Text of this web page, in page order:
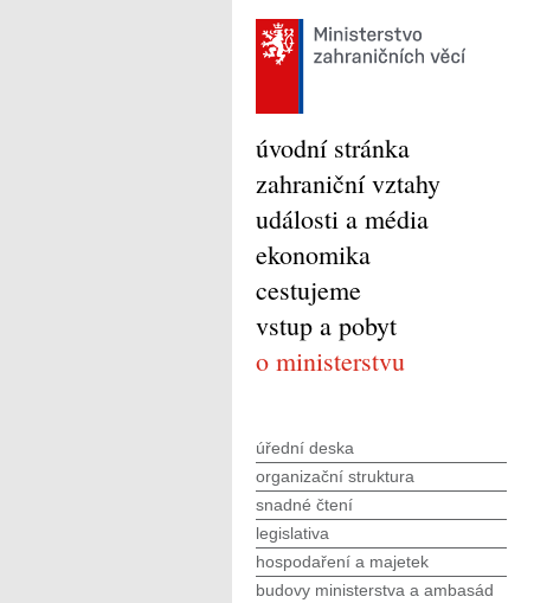
úvodní stránka
zahraniční vztahy
události a média
ekonomika
cestujeme
vstup a pobyt
o ministerstvu
úřední deska
organizační struktura
snadné čtení
legislativa
hospodaření a majetek
budovy ministerstva a ambasád